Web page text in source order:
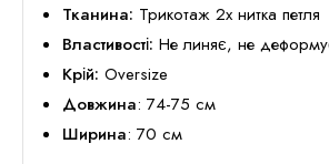
Тканина: Трикотаж 2х нитка петля
Властивості: Не линяє, не
Крій: Oversize
Довжина: 74-75 см
Ширина: 70 см